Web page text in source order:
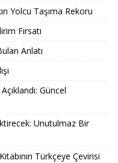
Yolcu Taşıma Rekoru
Fırsatı
Anlatı
Güncel
Unutulmaz Bir
Türkçeye Çevirisi